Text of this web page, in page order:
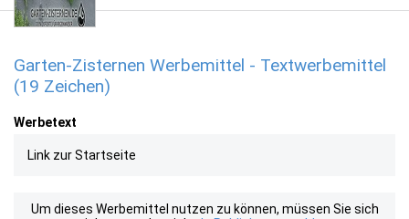
Garten-Zisternen Werbemittel - Textwerbemittel
(19 Zeichen)
Werbetext
Link zur Startseite
Um dieses Werbemittel nutzen zu können, müssen Sie sich